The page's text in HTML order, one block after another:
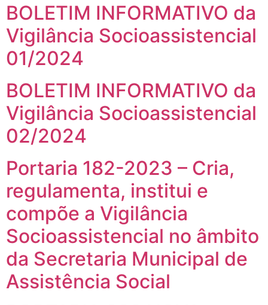
BOLETIM INFORMATIVO da
Vigilância Socioassistencial
01/2024
BOLETIM INFORMATIVO da
Vigilância Socioassistencial
02/2024
Portaria 182-2023 – Cria,
regulamenta, institui e
compõe a Vigilância
Socioassistencial no âmbito
da Secretaria Municipal de
Assistência Social